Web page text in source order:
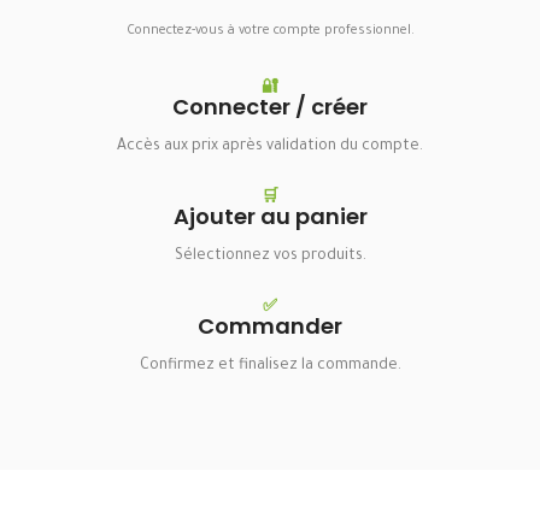
Connectez-vous à votre compte professionnel.
🔐
Connecter / créer
Accès aux prix après validation du compte.
🛒
Ajouter au panier
Sélectionnez vos produits.
✅
Commander
Confirmez et finalisez la commande.